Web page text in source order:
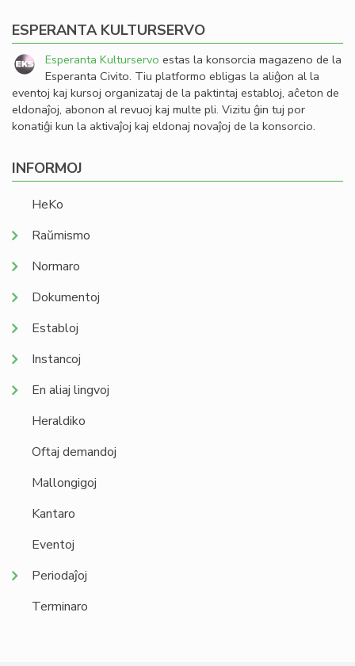
ESPERANTA KULTURSERVO
Esperanta Kulturservo estas la konsorcia magazeno de la
Esperanta Civito. Tiu platformo ebligas la aliĝon al la
eventoj kaj kursoj organizataj de la paktintaj establoj, aĉeton de
eldonaĵoj, abonon al revuoj kaj multe pli. Vizitu ĝin tuj por
konatiĝi kun la aktivaĵoj kaj eldonaj novaĵoj de la konsorcio.
INFORMOJ
HeKo
Raŭmismo
Normaro
Dokumentoj
Establoj
Instancoj
En aliaj lingvoj
Heraldiko
Oftaj demandoj
Mallongigoj
Kantaro
Eventoj
Periodaĵoj
Terminaro